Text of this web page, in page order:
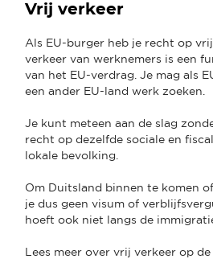
Vrij verkeer
Als EU-burger heb je recht op
verkeer van werknemers is een
van het EU-verdrag. Je mag als
een ander EU-land werk zoeken.
Je kunt meteen aan de slag
recht op dezelfde sociale en
lokale bevolking.
Om Duitsland binnen te komen
je dus geen visum of
hoeft ook niet langs de
Lees meer over vrij verkeer op de